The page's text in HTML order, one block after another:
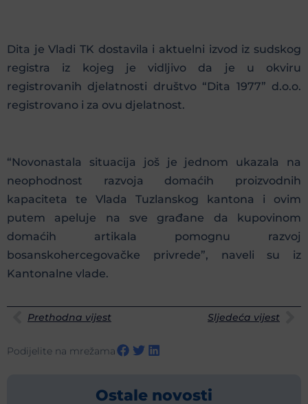
Dita je Vladi TK dostavila i aktuelni izvod iz sudskog
registra iz kojeg je vidljivo da je u okviru
registrovanih djelatnosti društvo “Dita 1977” d.o.o.
registrovano i za ovu djelatnost.
“Novonastala situacija još je jednom ukazala na
neophodnost razvoja domaćih proizvodnih
kapaciteta te Vlada Tuzlanskog kantona i ovim
putem apeluje na sve građane da kupovinom
domaćih artikala pomognu razvoj
bosanskohercegovačke privrede”, naveli su iz
Kantonalne vlade.
Prethodna vijest Sljedeća vijest
Podijelite na mrežama
Ostale novosti